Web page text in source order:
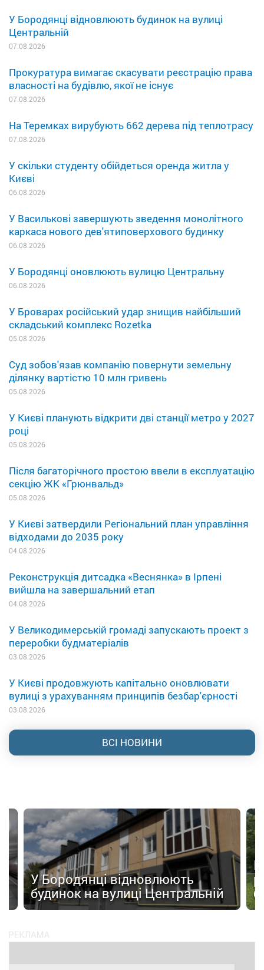
У Бородянці відновлюють будинок на вулиці
Центральній
07.08.2026
Прокуратура вимагає скасувати реєстрацію права
власності на будівлю, якої не існує
07.08.2026
На Теремках вирубують 662 дерева під теплотрасу
07.08.2026
У скільки студенту обійдеться оренда житла у
Києві
06.08.2026
У Василькові завершують зведення монолітного
каркаса нового дев'ятиповерхового будинку
06.08.2026
У Бородянці оновлюють вулицю Центральну
06.08.2026
У Броварах російський удар знищив найбільший
складський комплекс Rozetka
05.08.2026
Суд зобов'язав компанію повернути земельну
ділянку вартістю 10 млн гривень
05.08.2026
У Києві планують відкрити дві станції метро у 2027
році
05.08.2026
Після багаторічного простою ввели в експлуатацію
секцію ЖК «Грюнвальд»
05.08.2026
У Києві затвердили Регіональний план управління
відходами до 2035 року
04.08.2026
Реконструкція дитсадка «Веснянка» в Ірпені
вийшла на завершальний етап
04.08.2026
У Великодимерській громаді запускають проект з
переробки будматеріалів
03.08.2026
У Києві продовжують капітально оновлювати
вулиці з урахуванням принципів безбар'єрності
03.08.2026
ВСІ НОВИНИ
У Бородянці відновлюють
будинок на вулиці Центральній